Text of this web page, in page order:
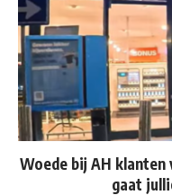
Woede bij AH klanten
gaat